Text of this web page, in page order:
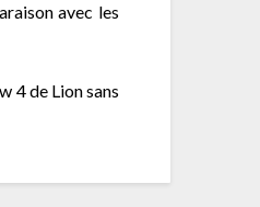
avec les
4 de Lion sans